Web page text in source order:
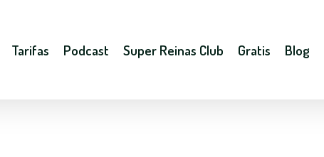
Tarifas Podcast Super Reinas Club Gratis Blog